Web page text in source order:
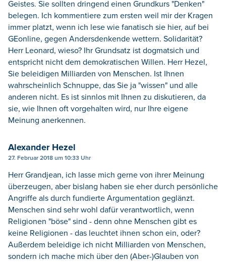
Geistes. Sie sollten dringend einen Grundkurs "Denken"
belegen. Ich kommentiere zum ersten weil mir der Kragen
immer platzt, wenn ich lese wie fanatisch sie hier, auf bei
GEonline, gegen Andersdenkende wettern. Solidarität?
Herr Leonard, wieso? Ihr Grundsatz ist dogmatsich und
entspricht nicht dem demokratischen Willen. Herr Hezel,
Sie beleidigen Milliarden von Menschen. Ist Ihnen
wahrscheinlich Schnuppe, das Sie ja "wissen" und alle
anderen nicht. Es ist sinnlos mit Ihnen zu diskutieren, da
sie, wie Ihnen oft vorgehalten wird, nur Ihre eigene
Meinung anerkennen.
Alexander Hezel
27. Februar 2018 um 10:33 Uhr
Herr Grandjean, ich lasse mich gerne von ihrer Meinung
überzeugen, aber bislang haben sie eher durch persönliche
Angriffe als durch fundierte Argumentation geglänzt.
Menschen sind sehr wohl dafür verantwortlich, wenn
Religionen "böse" sind - denn ohne Menschen gibt es
keine Religionen - das leuchtet ihnen schon ein, oder?
Außerdem beleidige ich nicht Milliarden von Menschen,
sondern ich mache mich über den (Aber-)Glauben von